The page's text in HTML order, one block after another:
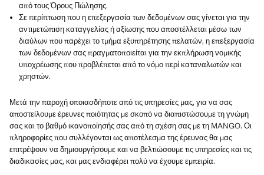
από τους Όρους Πώλησης.
Σε περίπτωση που η επεξεργασία των δεδομένων σας γίνεται για την
αντιμετώπιση καταγγελίας ή αξίωσης που αποστέλλεται μέσω των
διαύλων που παρέχει το τμήμα εξυπηρέτησης πελατών, η επεξεργασία
των δεδομένων σας πραγματοποιείται για την εκπλήρωση νομικής
υποχρέωσης που προβλέπεται από το νόμο περί καταναλωτών και
χρηστών.
Μετά την παροχή οποιασδήποτε από τις υπηρεσίες μας, για να σας
αποστείλουμε έρευνες ποιότητας με σκοπό να διαπιστώσουμε τη γνώμη
σας και το βαθμό ικανοποίησής σας από τη σχέση σας με τη MANGO. Οι
πληροφορίες που συλλέγονται ως αποτέλεσμα της έρευνας θα μας
επιτρέψουν να δημιουργήσουμε και να βελτιώσουμε τις υπηρεσίες και τις
διαδικασίες μας, και μας ενδιαφέρει πολύ να έχουμε εμπειρία.